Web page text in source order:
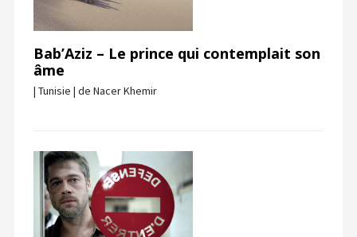
Bab’Aziz – Le prince qui contemplait son
âme
| Tunisie | de Nacer Khemir